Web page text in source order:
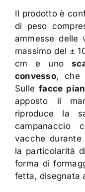
Il prodotto è
di peso
ammesse delle
massimo del ±
cm e uno
convesso, che
Sullefacce
apposto il
riproduce la
campanaccio
vacche durante
la particolarità
forma di
fetta, disegnata